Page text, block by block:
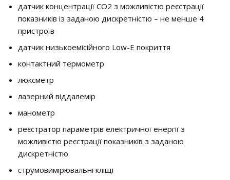
датчик концентрації СО2 з можливістю реєстрації
показників із заданою дискретністю – не менше 4
пристроїв
датчик низькоемісійного Low-E покриття
контактний термометр
люксметр
лазерний віддалемір
манометр
реєстратор параметрів електричної енергії з
можливістю реєстрації показників з заданою
дискретністю
струмовимірювальні кліщі